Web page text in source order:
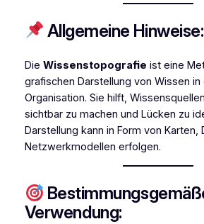
Allgemeine Hinweise:
Die Wissenstopografie ist eine
grafischen Darstellung von Wissen in
Organisation. Sie hilft,
sichtbar zu machen und Lücken zu
Darstellung kann in Form von Karten,
Netzwerkmodellen erfolgen.
Verwendung: